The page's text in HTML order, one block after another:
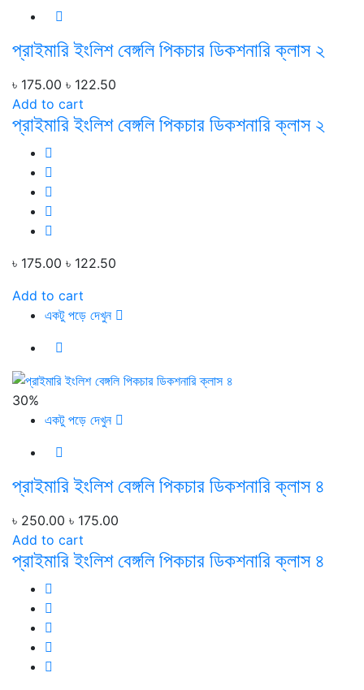
প্রাইমারি ইংলিশ বেঙ্গলি পিকচার ডিকশনারি ক্লাস ২
৳ 175.00 ৳ 122.50
Add to cart
প্রাইমারি ইংলিশ বেঙ্গলি পিকচার ডিকশনারি ক্লাস ২
৳ 175.00 ৳ 122.50
Add to cart
একটু পড়ে দেখুন
30%
একটু পড়ে দেখুন
প্রাইমারি ইংলিশ বেঙ্গলি পিকচার ডিকশনারি ক্লাস ৪
৳ 250.00 ৳ 175.00
Add to cart
প্রাইমারি ইংলিশ বেঙ্গলি পিকচার ডিকশনারি ক্লাস ৪